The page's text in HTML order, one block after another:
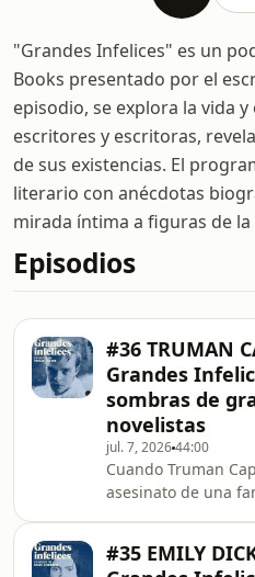
"Grandes Infelices" es un
Books presentado por el
episodio, se explora la vida
escritores y escritoras,
de sus existencias. El
literario con anécdotas
mirada íntima a figuras de
Episodios
#36 TRUMAN
Grandes
sombras de
novelistas
jul. 7, 202644:00
Cuando Truman
asesinato de una
tema con el que
#35 EMILY